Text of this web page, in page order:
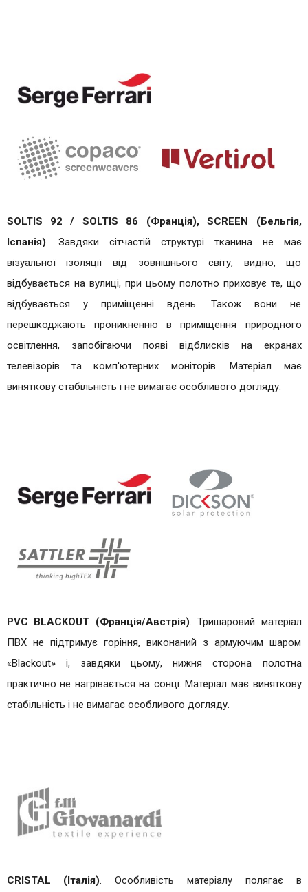
SOLTIS 92 / SOLTIS 86 (Франція), SCREEN (Бельгія,
Іспанія). Завдяки сітчастій структурі тканина не має
візуальної ізоляції від зовнішнього світу, видно, що
відбувається на вулиці, при цьому полотно приховує те, що
відбувається у приміщенні вдень. Також вони не
перешкоджають проникненню в приміщення природного
освітлення, запобігаючи появі відблисків на екранах
телевізорів та комп'ютерних моніторів. Матеріал має
виняткову стабільність і не вимагає особливого догляду.
PVC BLACKOUT (Франція/Австрія). Тришаровий матеріал
ПВХ не підтримує горіння, виконаний з армуючим шаром
«Blackout» і, завдяки цьому, нижня сторона полотна
практично не нагрівається на сонці. Матеріал має виняткову
стабільність і не вимагає особливого догляду.
CRISTAL (Італія). Особливість матеріалу полягає в